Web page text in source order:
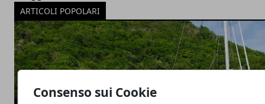
Consenso sui Cookie
ARTICOLI POPOLARI